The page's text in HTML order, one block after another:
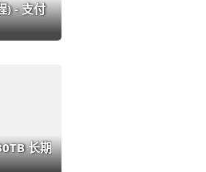
) - 支付
长期